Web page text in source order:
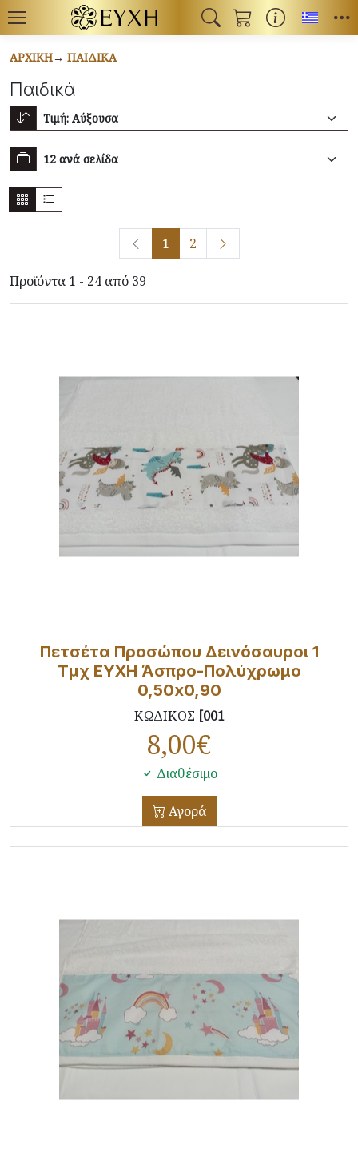
ΑΡΧΙΚΉ ΠΑΙΔΙΚΆ
Παιδικά
1 2
Προϊόντα 1 - 24 από 39
Πετσέτα Προσώπου Δεινόσαυροι 1
Τμχ ΕΥΧΗ Άσπρο-Πολύχρωμο
0,50x0,90
ΚΩΔΙΚΟΣ [001
8,00€
Διαθέσιμο
Αγορά